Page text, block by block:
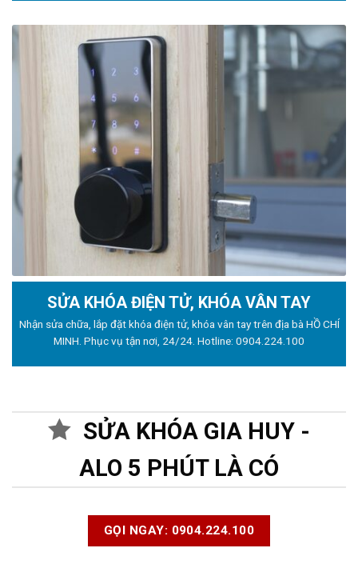
SỬA KHÓA ĐIỆN TỬ, KHÓA VÂN TAY
Nhận sửa chữa, lắp đặt khóa điện tử, khóa vân tay trên địa bà HỒ CHÍ
MINH. Phục vụ tận nơi, 24/24. Hotline: 0904.224.100
SỬA KHÓA GIA HUY -
ALO 5 PHÚT LÀ CÓ
GỌI NGAY: 0904.224.100